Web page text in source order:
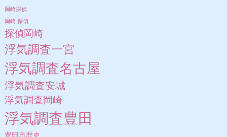
岡崎探偵
岡崎 探偵
探偵岡崎
浮気調査一宮
浮気調査名古屋
浮気調査安城
浮気調査岡崎
浮気調査豊田
豊田市歴史